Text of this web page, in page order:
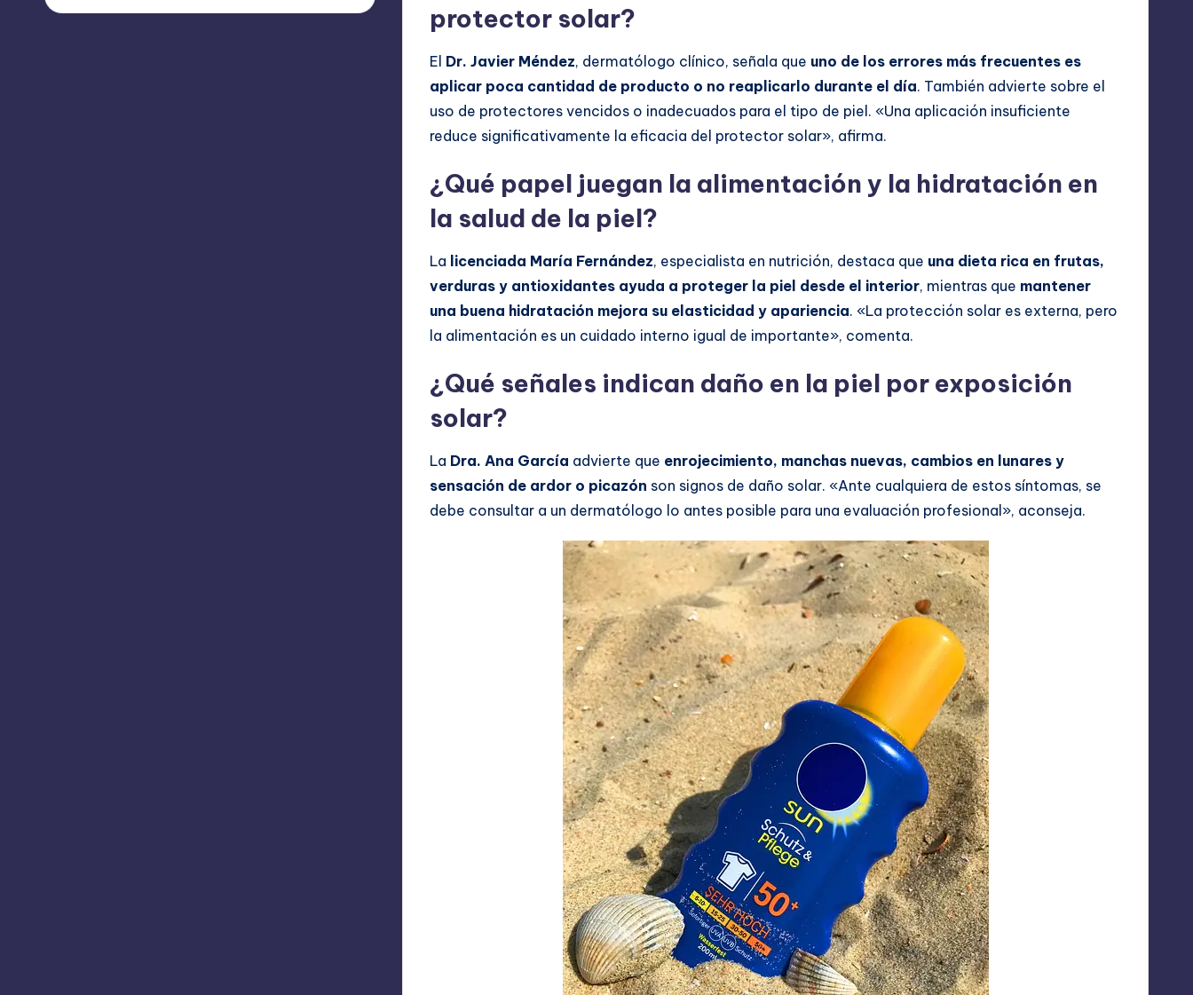
protector solar?
El Dr. Javier Méndez, dermatólogo clínico, señala que uno de los errores más frecuentes es
aplicar poca cantidad de producto o no reaplicarlo durante el día. También advierte sobre el
uso de protectores vencidos o inadecuados para el tipo de piel. «Una aplicación insuficiente
reduce significativamente la eficacia del protector solar», afirma.
¿Qué papel juegan la alimentación y la hidratación en
la salud de la piel?
La licenciada María Fernández, especialista en nutrición, destaca que una dieta rica en frutas,
verduras y antioxidantes ayuda a proteger la piel desde el interior, mientras que mantener
una buena hidratación mejora su elasticidad y apariencia. «La protección solar es externa, pero
la alimentación es un cuidado interno igual de importante», comenta.
¿Qué señales indican daño en la piel por exposición
solar?
La Dra. Ana García advierte que enrojecimiento, manchas nuevas, cambios en lunares y
sensación de ardor o picazón son signos de daño solar. «Ante cualquiera de estos síntomas, se
debe consultar a un dermatólogo lo antes posible para una evaluación profesional», aconseja.